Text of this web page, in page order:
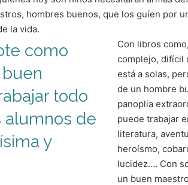
hombres buenos, que los guíen por
la vida.
como
todo
alumnos de
y
Con libros
complejo, difícil
está a solas,
de un hombre
panoplia
puede trabajar
literatura,
heroísmo,
lucidez…. Con
un buen